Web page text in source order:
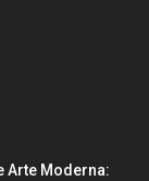
Arte Moderna: